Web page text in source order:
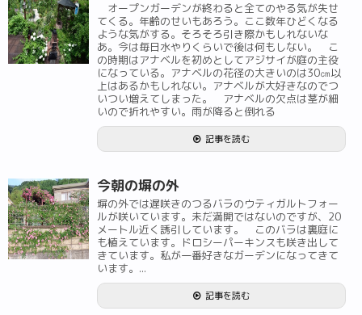
オープンガーデンが終わると全てのやる気が失せ
てくる。年齢のせいもあろう。ここ数年ひどくなる
ような気がする。そろそろ引き際かもしれないな
あ。今は毎日水やりくらいで後は何もしない。 こ
の時期はアナベルを初めとしてアジサイが庭の主役
になっている。アナベルの花径の大きいのは30㎝以
上はあるかもしれない。アナベルが大好きなのでつ
いつい増えてしまった。 アナベルの欠点は茎が細
いので折れやすい。雨が降ると倒れる
記事を読む
今朝の塀の外
塀の外では遅咲きのつるバラのウティガルトフォー
ルが咲いています。未だ満開ではないのですが、20
メートル近く誘引しています。 このバラは裏庭に
も植えています。ドロシーパーキンスも咲き出して
きています。私が一番好きなガーデンになってきて
います。...
記事を読む